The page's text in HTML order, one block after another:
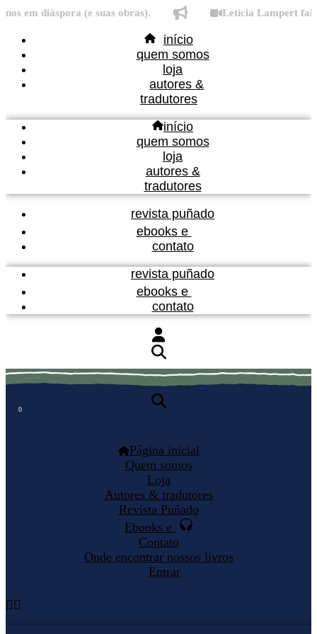
Ir
conteúdo
em diáspora (e suas obras). Letícia Lampert fala
início
quem somos
loja
autores &
tradutores
início
quem somos
loja
autores &
tradutores
revista puñado
ebooks e
contato
revista puñado
ebooks e
contato
0
Página inicial
Quem somos
Loja
Autores & tradutores
Revista Puñado
Ebooks e
Contato
Onde encontrar nossos livros
Entrar